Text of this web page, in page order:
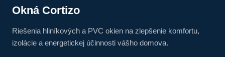
Okná Cortizo
Riešenia hliníkových a PVC okien na zlepšenie komfortu,
izolácie a energetickej účinnosti vášho domova.